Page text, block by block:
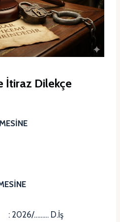
İtiraz Dilekçe
……… D.İş